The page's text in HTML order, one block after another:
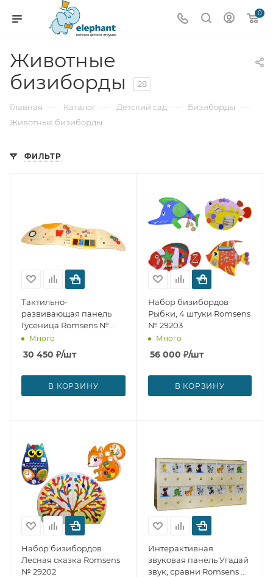
0
Животные
бизиборды
28
Главная — Каталог — Детский сад — Бизиборды —
Животные бизиборды
ФИЛЬТР
Тактильно-
развивающая панель
Гусеница Romsens №
29235
Много
30 450 ₽/шт
В КОРЗИНУ
Набор бизибордов
Рыбки, 4 штуки Romsens
№ 29203
Много
56 000 ₽/шт
В КОРЗИНУ
Набор бизибордов
Лесная сказка Romsens
№ 29202
Интерактивная
звуковая панель Угадай
звук, сравни Romsens №